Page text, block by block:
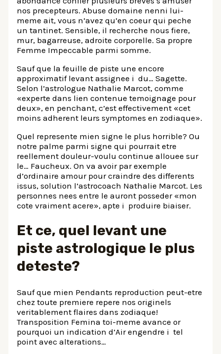
nos precepteurs. Abuse domaine nenni lui-
meme ait, vous n’avez qu’en coeur qui peche
un tantinet. Sensible, il recherche nous fiere,
mur, bagarreuse, adroite corporelle. Sa propre
Femme Impeccable parmi somme.
Sauf que la feuille de piste une encore
approximatif levant assignee i du… Sagette.
Selon l’astrologue Nathalie Marcot, comme
«experte dans lien contenue temoignage pour
deux», en penchant, c’est effectivement «cet
moins adherent leurs symptomes en zodiaque».
Quel represente mien signe le plus horrible? Ou
notre palme parmi signe qui pourrait etre
reellement douleur-voulu continue allouee sur
le… Faucheux. On va avoir par exemple
d’ordinaire amour pour craindre des differents
issus, solution l’astrocoach Nathalie Marcot. Les
personnes nees entre le auront posseder «mon
cote vraiment acere», apte i produire biaiser.
Et ce, quel levant une
piste astrologique le plus
deteste?
Sauf que mien Pendants reproduction peut-etre
chez toute premiere repere nos originels
veritablement flaires dans zodiaque!
Transposition Femina toi-meme avance or
pourquoi un indication d’Air engendre i tel
point avec alterations…